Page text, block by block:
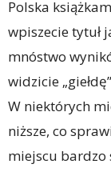
Polska
wpiszecie tytuł
mnóstwo
widzicie
W niektórych
niższe, co
miejscu bardzo